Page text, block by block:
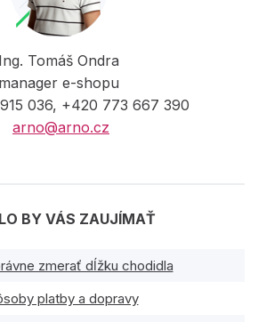
Ing. Tomáš Ondra
manager e-shopu
036, +420 773 667 390
arno@arno.cz
BY VÁS ZAUJÍMAŤ
zmerať dĺžku chodidla
platby a dopravy